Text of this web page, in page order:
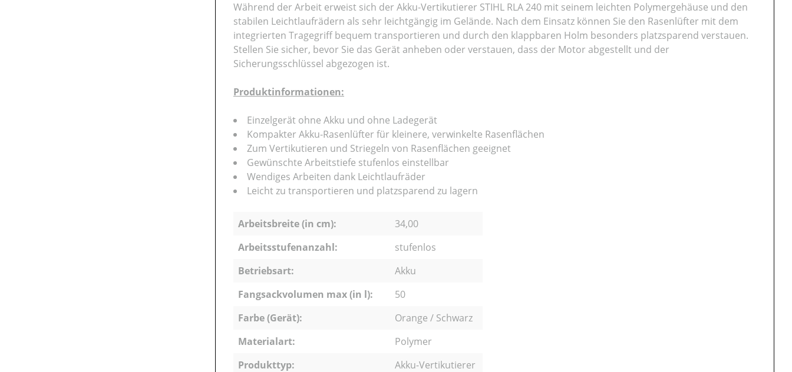
Während der Arbeit erweist sich der Akku-Vertikutierer STIHL RLA 240 mit seinem leichten Polymergehäuse und den
stabilen Leichtlaufrädern als sehr leichtgängig im Gelände. Nach dem Einsatz können Sie den Rasenlüfter mit dem
integrierten Tragegriff bequem transportieren und durch den klappbaren Holm besonders platzsparend verstauen.
Stellen Sie sicher, bevor Sie das Gerät anheben oder verstauen, dass der Motor abgestellt und der
Sicherungsschlüssel abgezogen ist.
Produktinformationen:
Einzelgerät ohne Akku und ohne Ladegerät
Kompakter Akku-Rasenlüfter für kleinere, verwinkelte Rasenflächen
Zum Vertikutieren und Striegeln von Rasenflächen geeignet
Gewünschte Arbeitstiefe stufenlos einstellbar
Wendiges Arbeiten dank Leichtlaufräder
Leicht zu transportieren und platzsparend zu lagern
Arbeitsbreite (in cm):
34,00
Arbeitsstufenanzahl:
stufenlos
Betriebsart:
Akku
Fangsackvolumen max (in l):
50
Farbe (Gerät):
Orange / Schwarz
Materialart:
Polymer
Produkttyp:
Akku-Vertikutierer